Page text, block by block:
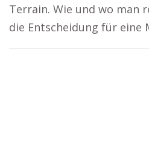
Terrain. Wie und wo man
die Entscheidung für eine